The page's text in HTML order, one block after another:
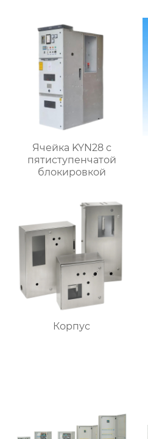
Ячейка KYN28 с
пятиступенчатой
блокировкой
Корпус